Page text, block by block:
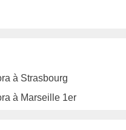
à Strasbourg
à Marseille 1er